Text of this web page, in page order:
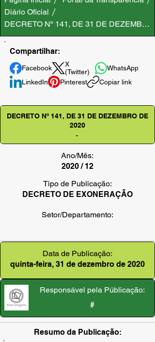
Diário Oficial
DECRETO Nº 141, DE 31 DE DEZEMBRO
Compartilhar:
Facebook
X
(Twitter)
WhatsApp
LinkedIn
Pinterest Copiar link
DECRETO Nº 141, DE 31 DE DEZEMBRO DE
2020
-
Ano/Mês:
2020 / 12
Tipo de Publicação:
DECRETO DE EXONERAÇÃO
Setor/Departamento:
Data de Publicação:
quinta-feira, 31 de dezembro de 2020
Responsável pela Públicação:
#
Resumo da Publicação: